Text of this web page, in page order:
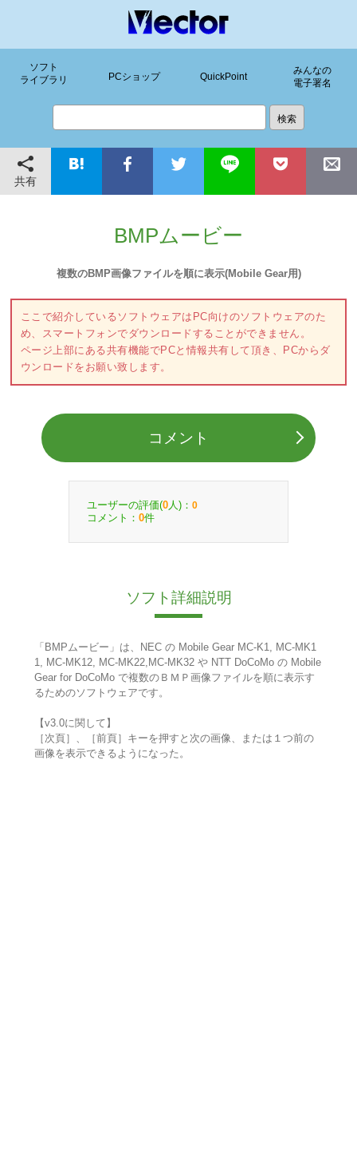
ソフト
ライブラリ
PCショップ QuickPoint
みんなの
電子署名
共有
BMPムービー
複数のBMP画像ファイルを順に表示(Mobile Gear用)
ここで紹介しているソフトウェアはPC向けのソフトウェアのた
め、スマートフォンでダウンロードすることができません。
ページ上部にある共有機能でPCと情報共有して頂き、PCからダ
ウンロードをお願い致します。
コメント
ユーザーの評価(0 人)： 0
コメント： 0件
ソフト詳細説明
「BMPムービー」は、NEC の Mobile Gear MC-K1, MC-MK1
1, MC-MK12, MC-MK22,MC-MK32 や NTT DoCoMo の Mobile
Gear for DoCoMo で複数のＢＭＰ画像ファイルを順に表示す
るためのソフトウェアです。
【v3.0に関して】
［次頁］、［前頁］キーを押すと次の画像、または１つ前の
画像を表示できるようになった。